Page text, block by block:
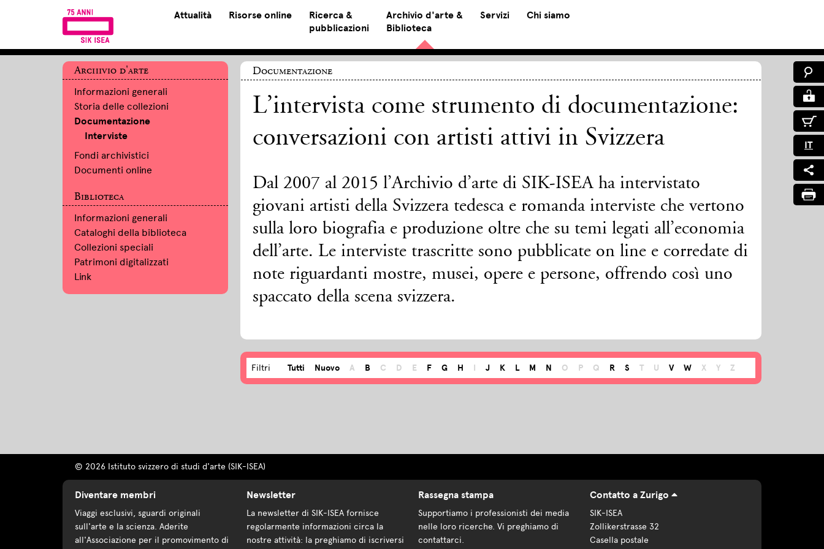
Attualità Risorse online
Ricerca &
pubblicazioni
Archivio d'arte &
Biblioteca
Servizi Chi siamo
IT
Archivio d'arte
Informazioni generali
Storia delle collezioni
Documentazione
Interviste
Fondi archivistici
Documenti online
Biblioteca
Informazioni generali
Cataloghi della biblioteca
Collezioni speciali
Patrimoni digitalizzati
Link
Documentazione
L’intervista come strumento di documentazione:
conversazioni con artisti attivi in Svizzera
Dal 2007 al 2015 l’Archivio d’arte di SIK-ISEA ha intervistato
giovani artisti della Svizzera tedesca e romanda interviste che vertono
sulla loro biografia e produzione oltre che su temi legati all’economia
dell’arte. Le interviste trascritte sono pubblicate on line e corredate di
note riguardanti mostre, musei, opere e persone, offrendo così uno
spaccato della scena svizzera.
Filtri Tutti Nuovo A B C D E F G H I J K L M N O P Q R S T U V W X Y Z
© 2026 Istituto svizzero di studi d'arte (SIK-ISEA)
Diventare membri
Viaggi esclusivi, sguardi originali
sull'arte e la scienza. Aderite
all'Associazione per il promovimento di
Newsletter
La newsletter di SIK-ISEA fornisce
regolarmente informazioni circa la
nostre attività: la preghiamo di iscriversi
Rassegna stampa
Supportiamo i professionisti dei media
nelle loro ricerche. Vi preghiamo di
contattarci.
Contatto a Zurigo
SIK-ISEA
Zollikerstrasse 32
Casella postale